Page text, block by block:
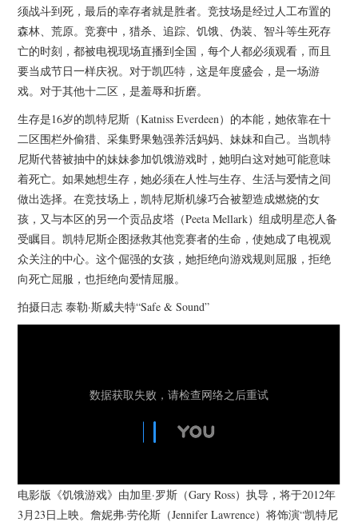
须战斗到死，最后的幸存者就是胜者。竞技场是经过人工布置的
森林、荒原。竞赛中，猎杀、追踪、饥饿、伪装、智斗等生死存
亡的时刻，都被电视现场直播到全国，每个人都必须观看，而且
要当成节日一样庆祝。对于凯匹特，这是年度盛会，是一场游
戏。对于其他十二区，是羞辱和折磨。
生存是16岁的凯特尼斯（Katniss Everdeen）的本能，她依靠在十
二区围栏外偷猎、采集野果勉强养活妈妈、妹妹和自己。当凯特
尼斯代替被抽中的妹妹参加饥饿游戏时，她明白这对她可能意味
着死亡。如果她想生存，她必须在人性与生存、生活与爱情之间
做出选择。在竞技场上，凯特尼斯机缘巧合被塑造成燃烧的女
孩，又与本区的另一个贡品皮塔（Peeta Mellark）组成明星恋人备
受瞩目。凯特尼斯企图拯救其他竞赛者的生命，使她成了电视观
众关注的中心。这个倔强的女孩，她拒绝向游戏规则屈服，拒绝
向死亡屈服，也拒绝向爱情屈服。
拍摄日志 泰勒·斯威夫特“Safe & Sound”
电影版《饥饿游戏》由加里·罗斯（Gary Ross）执导，将于2012年
3月23日上映。詹妮弗·劳伦斯（Jennifer Lawrence）将饰演“凯特尼